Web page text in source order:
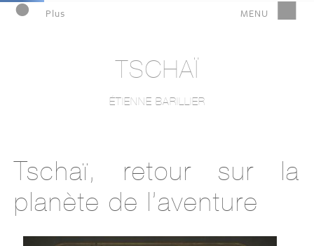
TSCHAÏ
ÉTIENNE BARILLIER
Tschaï, retour sur la
planète de l’aventure